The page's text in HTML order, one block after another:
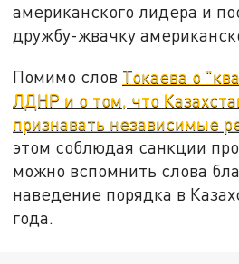
американского лидера и
дружбу-жвачку
Помимо слов Токаева о
ЛДНР и о том, что
признавать независимые
этом соблюдая санкции
можно вспомнить слова
наведение порядка в
года.